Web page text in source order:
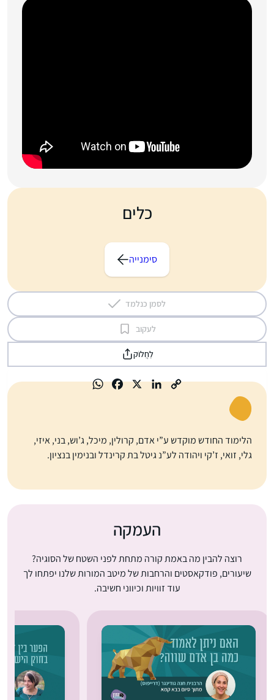
כלים
סימנייה
לסמן כנלמד
לעקוב
לַחֲלוֹק
הלימוד החודש מוקדש ע”י אדם, קרולין, מיכל, ג’וש, בני, איזי,
גלי, זואי, ז’קי ויהודה לע”נ גיטל בת קרינדל ובנימין בנציון.
העמקה
רוצה להבין מה באמת קורה מתחת לפני השטח של הסוגיה?
שיעורים, פודקאסטים והרחבות של מיטב המורות שלנו יפתחו לך
עוד זוויות וכיווני חשיבה.